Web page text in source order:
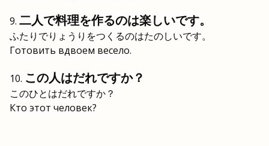
二人で料理を作るのは楽しいです。
ふたりでりょうりをつくるのはたのしいです。
Готовить вдвоем весело.
この人はだれですか？
このひとはだれですか？
Кто этот человек?